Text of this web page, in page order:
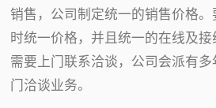
销售，公司制定统一的销售价格
时统一价格，并且统一的在线及
需要上门联系洽谈，公司会派有
门洽谈业务。